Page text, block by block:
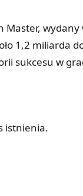
1,2 miliarda
sukcesu w
istnienia.